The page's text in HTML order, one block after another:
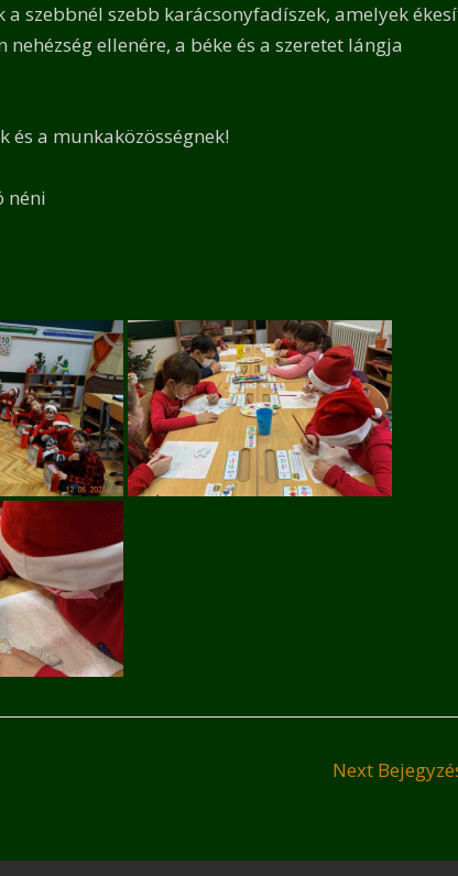
szebbnél szebb karácsonyfadíszek, amelyek
ellenére, a béke és a szeretet lángja
és a munkaközösségnek!
néni
Next